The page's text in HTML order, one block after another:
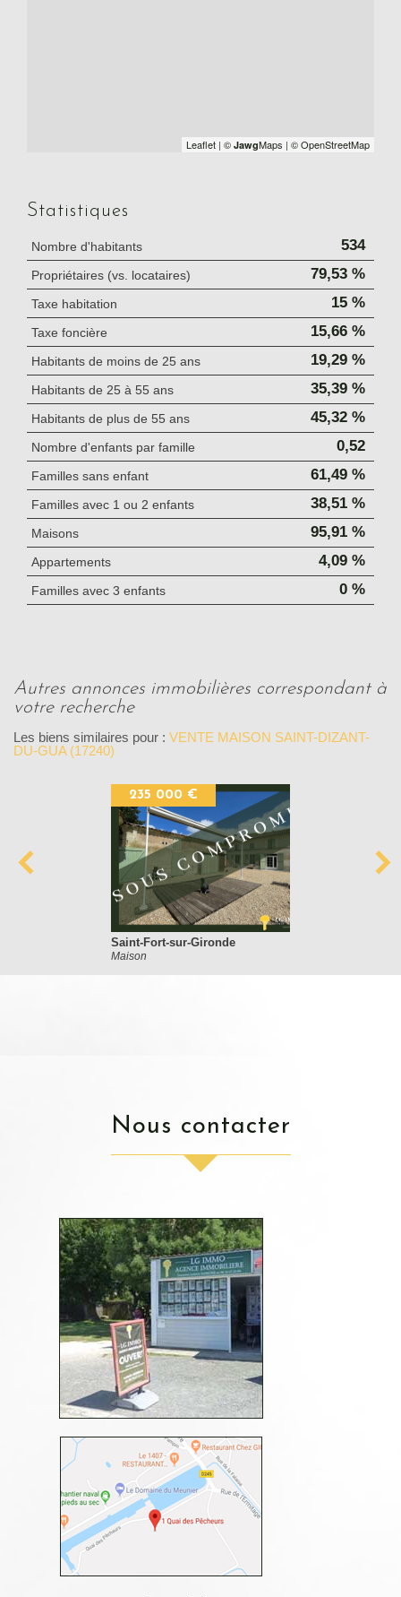
Leaflet | © JawgMaps | © OpenStreetMap
Statistiques
Nombre d'habitants 534
Propriétaires (vs. locataires) 79,53 %
Taxe habitation 15 %
Taxe foncière 15,66 %
Habitants de moins de 25 ans 19,29 %
Habitants de 25 à 55 ans 35,39 %
Habitants de plus de 55 ans 45,32 %
Nombre d'enfants par famille 0,52
Familles sans enfant 61,49 %
Familles avec 1 ou 2 enfants 38,51 %
Maisons 95,91 %
Appartements 4,09 %
Familles avec 3 enfants 0 %
autres annonces immobilières correspondant à
votre recherche
Les biens similaires pour : VENTE MAISON SAINT-DIZANT-
DU-GUA (17240)
235 000 €
Saint-Fort-sur-Gironde
Maison
nous contacter